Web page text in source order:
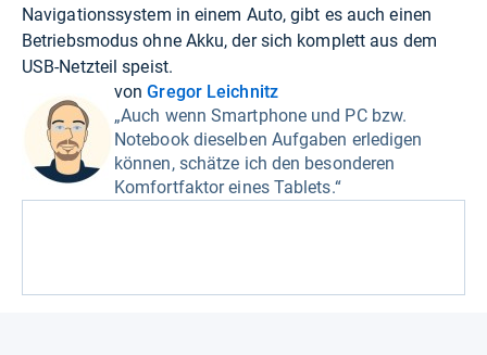
Navigationssystem in einem Auto, gibt es auch einen
Betriebsmodus ohne Akku, der sich komplett aus dem
USB-Netzteil speist.
vonGregor Leichnitz
„Auch wenn Smartphone und PC bzw.
Notebook dieselben Aufgaben erledigen
können, schätze ich den besonderen
Komfortfaktor eines Tablets.“